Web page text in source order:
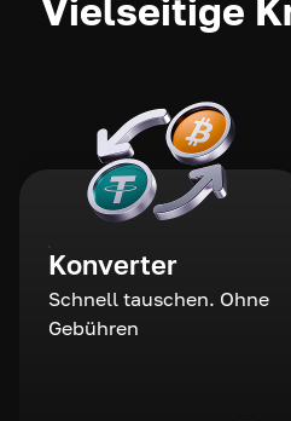
Vielseitige
Konverter
Schnell tauschen. Ohne
Gebühren